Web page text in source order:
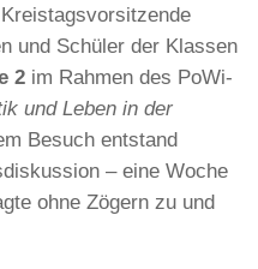
und Schüler der Klassen
2 im Rahmen des PoWi-
und Leben in der
Besuch entstand
– eine Woche
ohne Zögern zu und